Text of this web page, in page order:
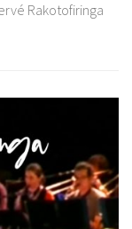
Rakotofiringa